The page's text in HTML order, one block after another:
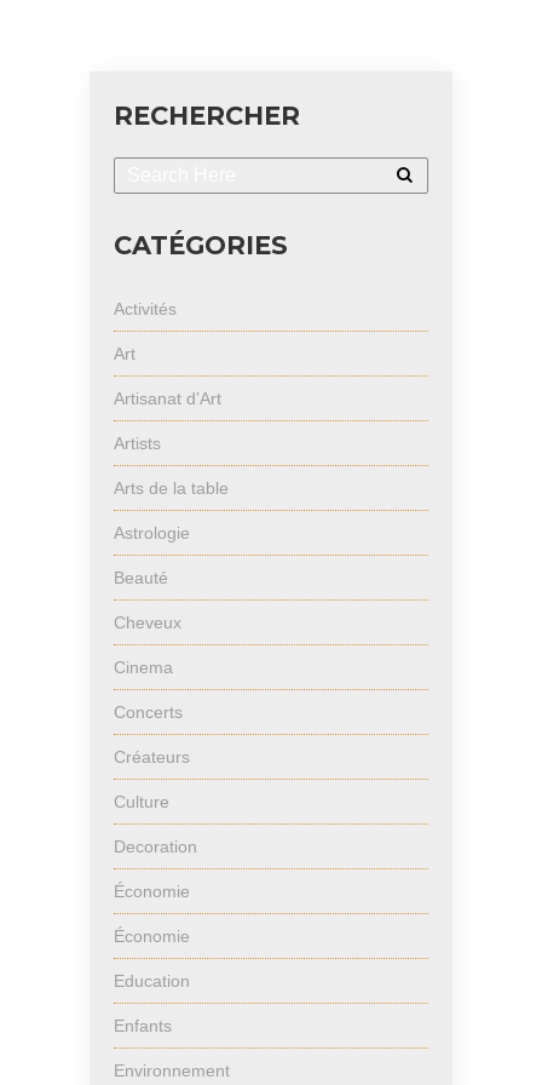
RECHERCHER
CATÉGORIES
Activités
Art
Artisanat d’Art
Artists
Arts de la table
Astrologie
Beauté
Cheveux
Cinema
Concerts
Créateurs
Culture
Decoration
Économie
Économie
Education
Enfants
Environnement